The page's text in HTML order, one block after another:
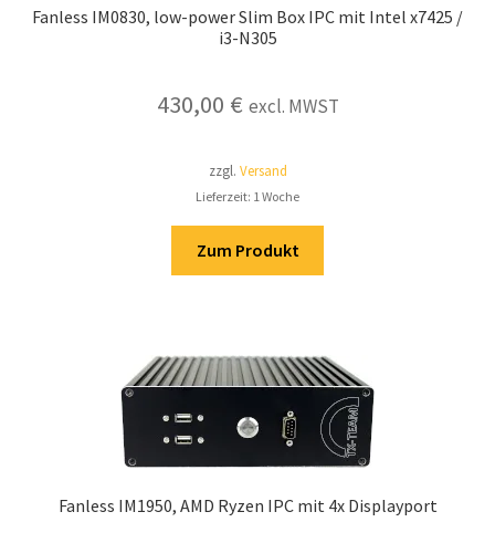
Fanless IM0830, low-power Slim Box IPC mit Intel x7425 /
i3-N305
430,00 € excl. MWST
zzgl. Versand
Lieferzeit: 1 Woche
Zum Produkt
Fanless IM1950, AMD Ryzen IPC mit 4x Displayport